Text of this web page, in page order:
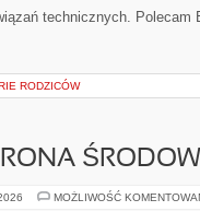
technicznych. Polecam
RODZICÓW
MOŻLIWOŚĆ